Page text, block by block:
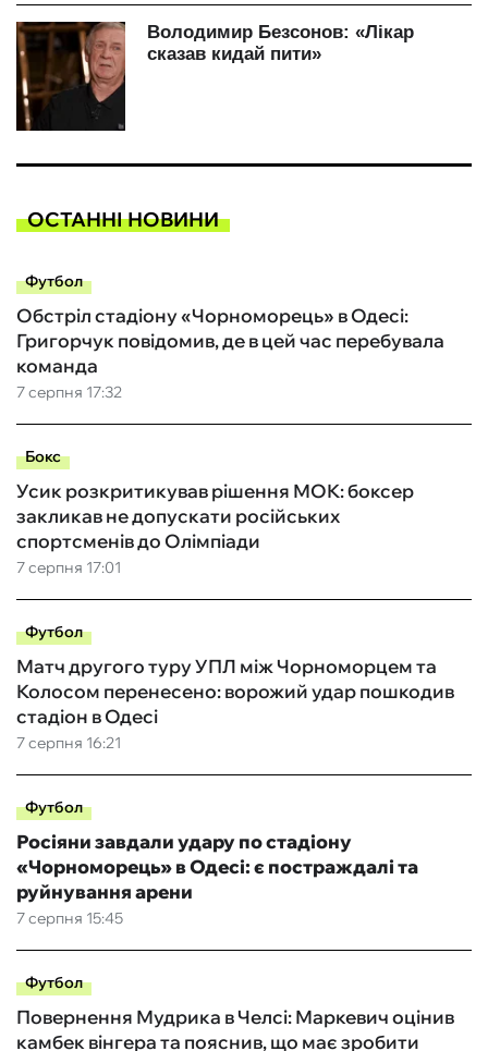
ОСТАННІ НОВИНИ
Футбол
7 серпня 17:32
Обстріл стадіону «Чорноморець» в Одесі:
Григорчук повідомив, де в цей час перебувала
команда
Бокс
7 серпня 17:01
Усик розкритикував рішення МОК: боксер
закликав не допускати російських
спортсменів до Олімпіади
Футбол
7 серпня 16:21
Матч другого туру УПЛ між Чорноморцем та
Колосом перенесено: ворожий удар пошкодив
стадіон в Одесі
Футбол
7 серпня 15:45
Росіяни завдали удару по стадіону
«Чорноморець» в Одесі: є постраждалі та
руйнування арени
Футбол
Повернення Мудрика в Челсі: Маркевич оцінив
камбек вінгера та пояснив, що має зробити